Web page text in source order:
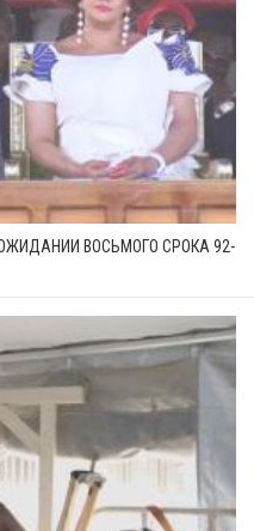
ВОСЬМОГО СРОКА 92-